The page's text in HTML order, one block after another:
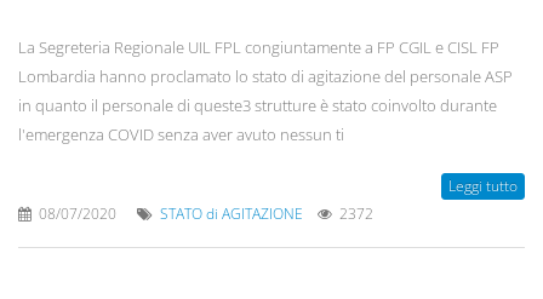
La Segreteria Regionale UIL FPL congiuntamente a FP CGIL e CISL FP
Lombardia hanno proclamato lo stato di agitazione del personale ASP
in quanto il personale di queste3 strutture è stato coinvolto durante
l'emergenza COVID senza aver avuto nessun ti
Leggi tutto
08/07/2020 STATO di AGITAZIONE 2372